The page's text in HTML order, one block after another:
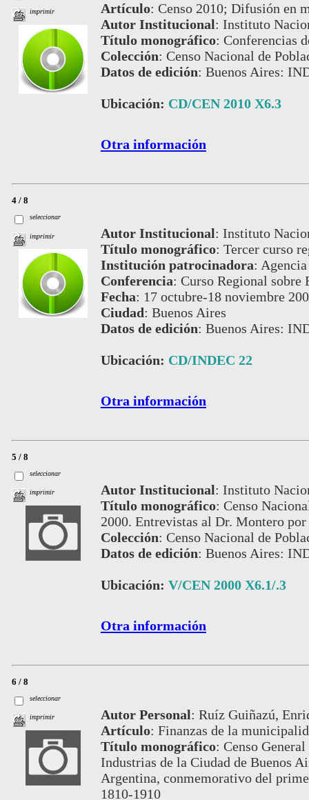
imprimir Artículo: Censo 2010; Difusión en
Autor Institucional: Instituto
Título monográfico: Conferencias
Colección: Censo Nacional de
Datos de edición: Buenos Aires:
Ubicación: CD/CEN 2010 X6.3
Otra información
4 / 8
seleccionar
imprimir Autor Institucional: Instituto
Título monográfico: Tercer curso
Institución patrocinadora:
Conferencia: Curso Regional sobre
Fecha: 17 octubre-18 noviembre
Ciudad: Buenos Aires
Datos de edición: Buenos Aires:
Ubicación: CD/INDEC 22
Otra información
5 / 8
seleccionar
imprimir Autor Institucional: Instituto
Título monográfico: Censo
2000. Entrevistas al Dr. Montero
Colección: Censo Nacional de
Datos de edición: Buenos Aires:
Ubicación: V/CEN 2000 X6.1/.3
Otra información
6 / 8
seleccionar
imprimir Autor Personal: Ruíz Guiñazú,
Artículo: Finanzas de la
Título monográfico: Censo
Industrias de la Ciudad de Buenos
Argentina, conmemorativo del
1810-1910